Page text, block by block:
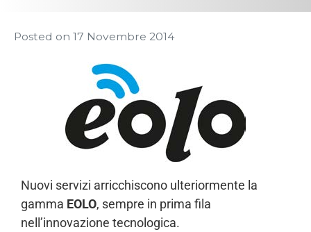
Posted on 17 Novembre 2014
Nuovi servizi arricchiscono ulteriormente la
gamma EOLO, sempre in prima fila
nell’innovazione tecnologica.